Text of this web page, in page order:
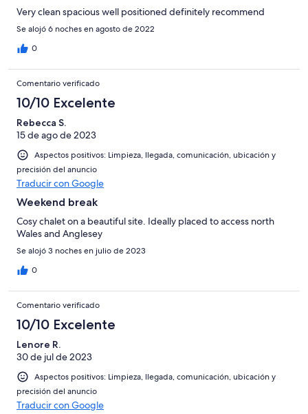
Very clean spacious well positioned definitely recommend
Se alojó 6 noches en agosto de 2022
0
Comentario verificado
10/10 Excelente
Rebecca S.
15 de ago de 2023
Aspectos positivos: Limpieza, llegada, comunicación, ubicación y
precisión del anuncio
Traducir con Google
Weekend break
Cosy chalet on a beautiful site. Ideally placed to access north
Wales and Anglesey
Se alojó 3 noches en julio de 2023
0
Comentario verificado
10/10 Excelente
Lenore R.
30 de jul de 2023
Aspectos positivos: Limpieza, llegada, comunicación, ubicación y
precisión del anuncio
Traducir con Google